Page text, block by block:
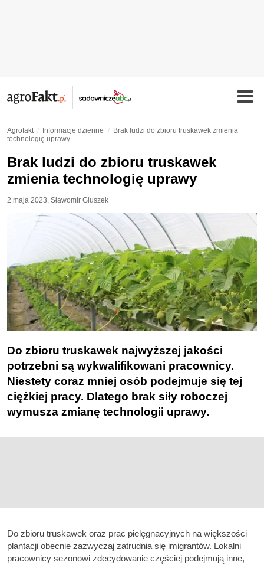
Agrofakt Informacje dzienne
Brak ludzi do zbioru truskawek zmienia
technologię uprawy
Brak ludzi do zbioru truskawek
zmienia technologię uprawy
2 maja 2023, Sławomir Głuszek
Do zbioru truskawek najwyższej jakości
potrzebni są wykwalifikowani pracownicy.
Niestety coraz mniej osób podejmuje się tej
ciężkiej pracy. Dlatego brak siły roboczej
wymusza zmianę technologii uprawy.
Do zbioru truskawek oraz prac pielęgnacyjnych na większości
plantacji obecnie zazwyczaj zatrudnia się imigrantów. Lokalni
pracownicy sezonowi zdecydowanie częściej podejmują inne,